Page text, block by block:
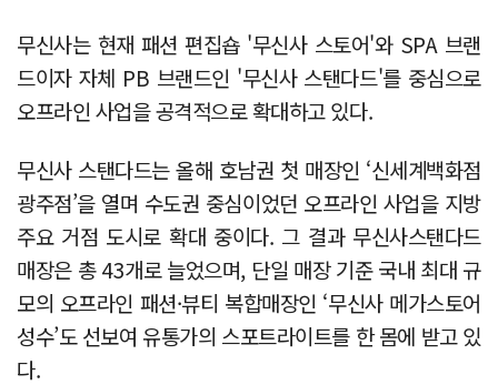
무신사는 현재 패션 편집숍 '무신사 스토어'와 SPA 브랜
드이자 자체 PB 브랜드인 '무신사 스탠다드'를 중심으로
오프라인 사업을 공격적으로 확대하고 있다.
무신사 스탠다드는 올해 호남권 첫 매장인 ‘신세계백화점
광주점’을 열며 수도권 중심이었던 오프라인 사업을 지방
주요 거점 도시로 확대 중이다. 그 결과 무신사스탠다드
매장은 총 43개로 늘었으며, 단일 매장 기준 국내 최대 규
모의 오프라인 패션·뷰티 복합매장인 ‘무신사 메가스토어
성수’도 선보여 유통가의 스포트라이트를 한 몸에 받고 있
다.